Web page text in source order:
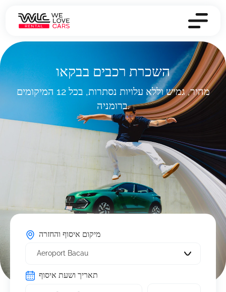
השכרת רכבים בבקאו
מהיר, גמיש וללא עלויות נסתרות, בכל 12 המיקומים
ברומניה.
מיקום איסוף והחזרה
Aeroport Bacau
תאריך ושעת איסוף